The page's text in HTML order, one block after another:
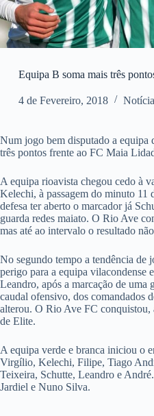
Equipa B soma mais três
4 de Fevereiro, 2018
Num jogo bem disputado a
três pontos frente ao FC Maia
A equipa rioavista chegou cedo à
Kelechi, à passagem do minuto 11
defesa ter aberto o marcador já
guarda redes maiato. O Rio Ave
mas até ao intervalo o resultado
No segundo tempo a tendência de
perigo para a equipa vilacondense
Leandro, após a marcação de uma
caudal ofensivo, dos comandados
alterou. O Rio Ave FC conquistou,
de Elite.
A equipa verde e branca iniciou o
Virgílio, Kelechi, Filipe, Tiago
Teixeira, Schutte, Leandro e
Jardiel e Nuno Silva.